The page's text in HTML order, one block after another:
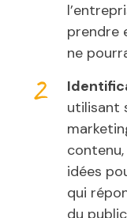
prendre
ne
utilisant
idées
qui